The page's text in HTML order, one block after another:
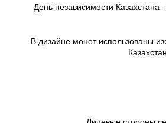
День независимости Казахстана
В дизайне монет использованы